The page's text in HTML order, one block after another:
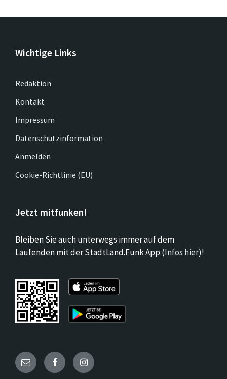
Wichtige Links
Redaktion
Kontakt
Impressum
Datenschutzinformation
Anmelden
Cookie-Richtlinie (EU)
Jetzt mitfunken!
Bleiben Sie auch unterwegs immer auf dem
Laufenden mit der StadtLand.Funk App (Infos hier)!
Email FacebookInstagram